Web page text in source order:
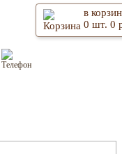
в
0 шт. 0